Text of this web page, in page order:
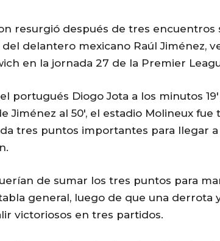
resurgió después de tres encuentros
delantero mexicano Raúl Jiménez,
en la jornada 27 de la Premier
portugués Diogo Jota a los minutos 19′
Jiménez al 50′, el estadio Molineux
tres puntos importantes para llegar a
de sumar los tres puntos para
general, luego de que una derrota
victoriosos en tres partidos.